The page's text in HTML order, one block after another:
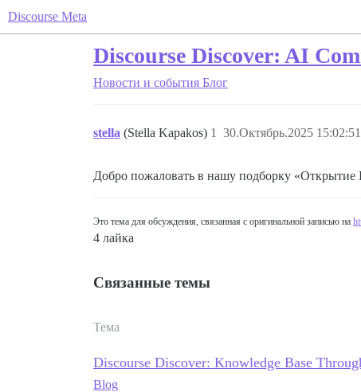
Discourse Meta
Discourse Discover: AI
Новости и события Блог
stella (Stella Kapakos) 30.Октябрь.2025 15:02:51
1
Добро пожаловать в нашу подборку «Открытие
Это тема для обсуждения, связанная с оригинальной записью на
4 лайка
Связанные темы
Тема
Discourse Discover: Knowledge Base
Blog